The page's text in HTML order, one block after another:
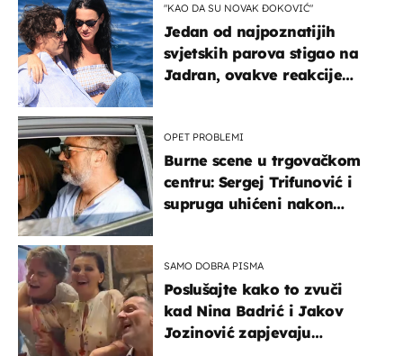
"KAO DA SU NOVAK ĐOKOVIĆ"
Jedan od najpoznatijih
svjetskih parova stigao na
Jadran, ovakve reakcije
OPET PROBLEMI
Burne scene u trgovačkom
centru: Sergej Trifunović i
supruga uhićeni nakon
SAMO DOBRA PISMA
Poslušajte kako to zvuči
kad Nina Badrić i Jakov
Jozinović zapjevaju